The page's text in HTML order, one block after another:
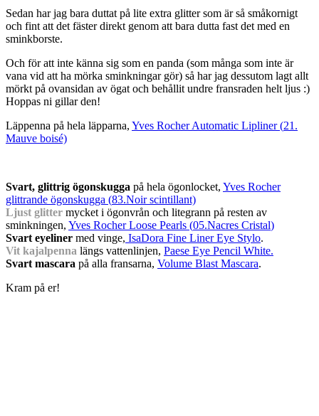
Sedan har jag bara duttat på lite extra glitter som är så småkornigt
och fint att det fäster direkt genom att bara dutta fast det med en
sminkborste.
Och för att inte känna sig som en panda (som många som inte är
vana vid att ha mörka sminkningar gör) så har jag dessutom lagt allt
mörkt på ovansidan av ögat och behållit undre fransraden helt ljus :)
Hoppas ni gillar den!
Läppenna på hela läpparna, Yves Rocher Automatic Lipliner (21.
Mauve boisé)
Svart, glittrig ögonskugga på hela ögonlocket, Yves Rocher
glittrande ögonskugga (83.Noir scintillant)
Ljust glitter mycket i ögonvrån och litegrann på resten av
sminkningen, Yves Rocher Loose Pearls (05.Nacres Cristal)
Svart eyeliner med vinge, IsaDora Fine Liner Eye Stylo.
Vit kajalpenna längs vattenlinjen, Paese Eye Pencil White.
Svart mascara på alla fransarna, Volume Blast Mascara.
Kram på er!